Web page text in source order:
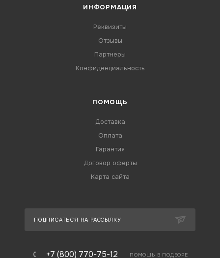
ИНФОРМАЦИЯ
Реквизиты
Отзывы
Партнеры
Конфиденциальность
ПОМОЩЬ
Доставка
Оплата
Гарантия
Договор оферты
Карта сайта
ПОДПИСАТЬСЯ НА РАССЫЛКУ
+7 (800) 770-75-12 ПОМОЩЬ В ПОДБОРЕ